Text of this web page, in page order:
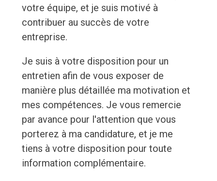
votre équipe, et je suis motivé à
contribuer au succès de votre
entreprise.
Je suis à votre disposition pour un
entretien afin de vous exposer de
manière plus détaillée ma motivation et
mes compétences. Je vous remercie
par avance pour l'attention que vous
porterez à ma candidature, et je me
tiens à votre disposition pour toute
information complémentaire.